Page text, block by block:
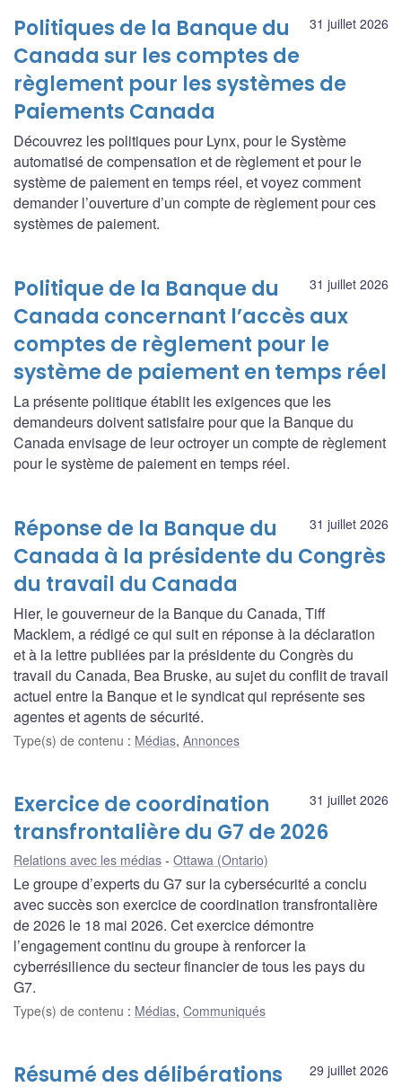
31 juillet 2026
Politiques de la Banque du
Canada sur les comptes de
règlement pour les systèmes de
Paiements Canada
Découvrez les politiques pour Lynx, pour le Système
automatisé de compensation et de règlement et pour le
système de paiement en temps réel, et voyez comment
demander l’ouverture d’un compte de règlement pour ces
systèmes de paiement.
31 juillet 2026
Politique de la Banque du
Canada concernant l’accès aux
comptes de règlement pour le
système de paiement en temps réel
La présente politique établit les exigences que les
demandeurs doivent satisfaire pour que la Banque du
Canada envisage de leur octroyer un compte de règlement
pour le système de paiement en temps réel.
31 juillet 2026
Réponse de la Banque du
Canada à la présidente du Congrès
du travail du Canada
Hier, le gouverneur de la Banque du Canada, Tiff
Macklem, a rédigé ce qui suit en réponse à la déclaration
et à la lettre publiées par la présidente du Congrès du
travail du Canada, Bea Bruske, au sujet du conflit de travail
actuel entre la Banque et le syndicat qui représente ses
agentes et agents de sécurité.
Type(s) de contenu : Médias, Annonces
31 juillet 2026
Exercice de coordination
transfrontalière du G7 de 2026
Relations avec les médias Ottawa (Ontario)
Le groupe d’experts du G7 sur la cybersécurité a conclu
avec succès son exercice de coordination transfrontalière
de 2026 le 18 mai 2026. Cet exercice démontre
l’engagement continu du groupe à renforcer la
cyberrésilience du secteur financier de tous les pays du
G7.
Type(s) de contenu : Médias, Communiqués
29 juillet 2026
Résumé des délibérations